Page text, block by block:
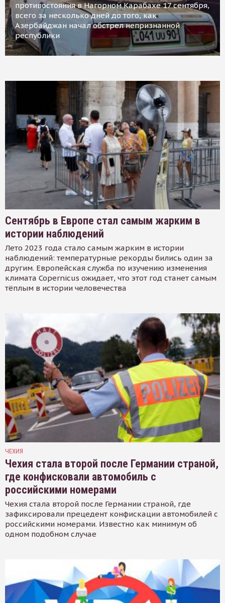
противостояния в Нагорном Карабахе 17 сентября,
всего за несколько дней до того, как
Азербайджан начал обстрел непризнанной
республики
Сентябрь в Европе стал самым жарким в
истории наблюдений
Лето 2023 года стало самым жарким в истории
наблюдений: температурные рекорды бились один за
другим. Европейская служба по изучению изменения
климата Copernicus ожидает, что этот год станет самым
тёплым в истории человечества
ЧЕХИЯ
Чехия стала второй после Германии страной,
где конфисковали автомобиль с
российскими номерами
Чехия стала второй после Германии страной, где
зафиксировали прецедент конфискации автомобилей с
российскими номерами. Известно как минимум об
одном подобном случае